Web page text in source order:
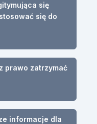
się
się do
prawo zatrzymać
informacje dla